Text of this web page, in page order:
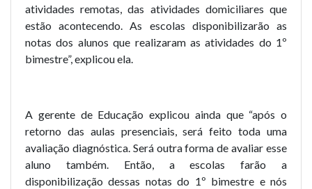
atividades remotas, das atividades domiciliares que
estão acontecendo. As escolas disponibilizarão as
notas dos alunos que realizaram as atividades do 1º
bimestre”, explicou ela.
A gerente de Educação explicou ainda que “após o
retorno das aulas presenciais, será feito toda uma
avaliação diagnóstica. Será outra forma de avaliar esse
aluno também. Então, a escolas farão a
disponibilização dessas notas do 1º bimestre e nós